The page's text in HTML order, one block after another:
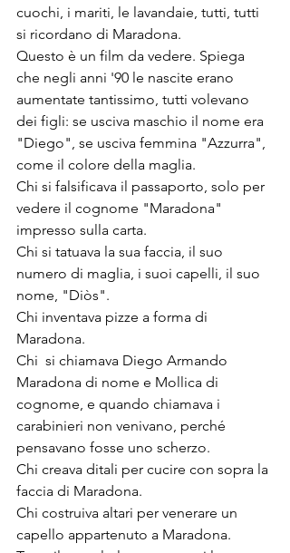
cuochi, i mariti, le lavandaie, tutti, tutti
si ricordano di Maradona.
Questo è un film da vedere. Spiega
che negli anni '90 le nascite erano
aumentate tantissimo, tutti volevano
dei figli: se usciva maschio il nome era
"Diego", se usciva femmina "Azzurra",
come il colore della maglia.
Chi si falsificava il passaporto, solo per
vedere il cognome "Maradona"
impresso sulla carta.
Chi si tatuava la sua faccia, il suo
numero di maglia, i suoi capelli, il suo
nome, "Diòs".
Chi inventava pizze a forma di
Maradona.
Chi  si chiamava Diego Armando
Maradona di nome e Mollica di
cognome, e quando chiamava i
carabinieri non venivano, perché
pensavano fosse uno scherzo.
Chi creava ditali per cucire con sopra la
faccia di Maradona.
Chi costruiva altari per venerare un
capello appartenuto a Maradona.